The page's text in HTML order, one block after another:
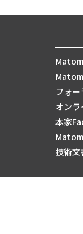
フォー
オン
本家
技術